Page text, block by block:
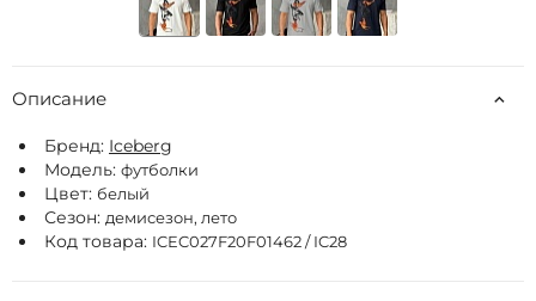
Описание
Бренд: Iceberg
Модель: футболки
Цвет: белый
Сезон: демисезон, лето
Код товара: ICEC027F20F01462 / IC28